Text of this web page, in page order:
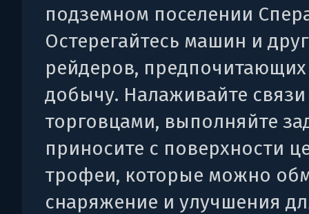
подземном поселении
Остерегайтесь машин и
рейдеров,
добычу. Налаживайте связи
торговцами, выполняйте
приносите с поверхности
трофеи, которые можно
снаряжение и улучшения